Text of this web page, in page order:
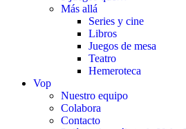
Más allá
Series y cine
Libros
Juegos de mesa
Teatro
Hemeroteca
Vop
Nuestro equipo
Colabora
Contacto